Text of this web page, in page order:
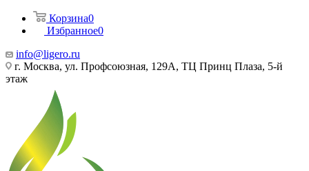
Корзина0
Избранное0
info@ligero.ru
г. Москва, ул. Профсоюзная, 129А, ТЦ Принц Плаза, 5-й
этаж